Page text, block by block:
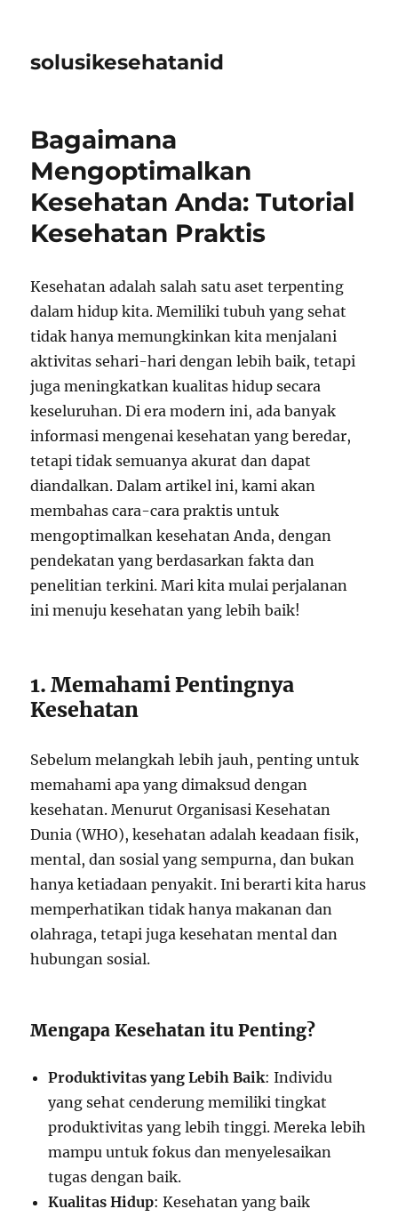
solusikesehatanid
Bagaimana
Mengoptimalkan
Kesehatan Anda: Tutorial
Kesehatan Praktis
Kesehatan adalah salah satu aset terpenting
dalam hidup kita. Memiliki tubuh yang sehat
tidak hanya memungkinkan kita menjalani
aktivitas sehari-hari dengan lebih baik, tetapi
juga meningkatkan kualitas hidup secara
keseluruhan. Di era modern ini, ada banyak
informasi mengenai kesehatan yang beredar,
tetapi tidak semuanya akurat dan dapat
diandalkan. Dalam artikel ini, kami akan
membahas cara-cara praktis untuk
mengoptimalkan kesehatan Anda, dengan
pendekatan yang berdasarkan fakta dan
penelitian terkini. Mari kita mulai perjalanan
ini menuju kesehatan yang lebih baik!
1. Memahami Pentingnya
Kesehatan
Sebelum melangkah lebih jauh, penting untuk
memahami apa yang dimaksud dengan
kesehatan. Menurut Organisasi Kesehatan
Dunia (WHO), kesehatan adalah keadaan fisik,
mental, dan sosial yang sempurna, dan bukan
hanya ketiadaan penyakit. Ini berarti kita harus
memperhatikan tidak hanya makanan dan
olahraga, tetapi juga kesehatan mental dan
hubungan sosial.
Mengapa Kesehatan itu Penting?
Produktivitas yang Lebih Baik: Individu
yang sehat cenderung memiliki tingkat
produktivitas yang lebih tinggi. Mereka lebih
mampu untuk fokus dan menyelesaikan
tugas dengan baik.
Kualitas Hidup: Kesehatan yang baik